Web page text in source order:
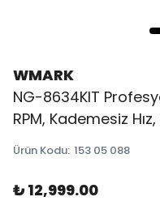
WMARK
NG-8634KIT
RPM, Kademesiz
Ürün Kodu: 153 05 088
₺ 12,999.00